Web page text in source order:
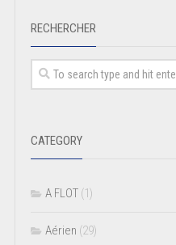
RECHERCHER
CATEGORY
A FLOT (1)
Aérien (29)